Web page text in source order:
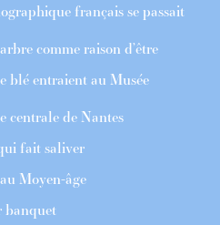
français se passait
comme raison d’être
blé entraient au Musée
centrale de Nantes
fait saliver
Moyen-âge
banquet